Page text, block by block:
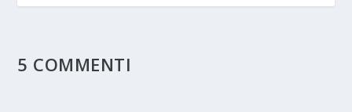
5 COMMENTI